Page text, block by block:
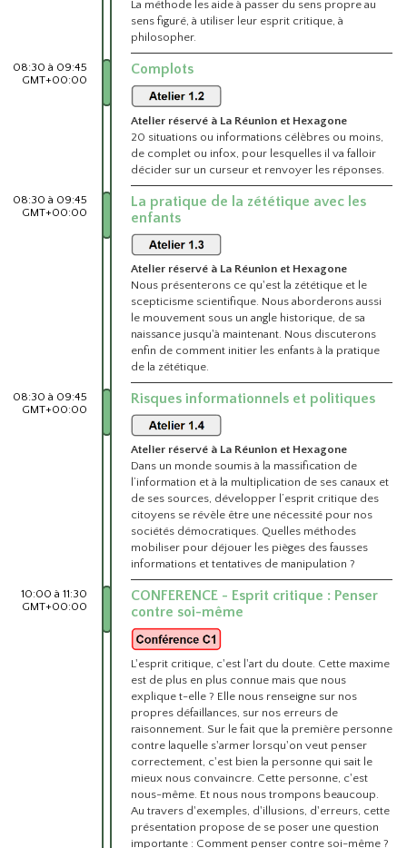
La méthode les aide à passer du sens propre au
sens figuré, à utiliser leur esprit critique, à
philosopher.
08:30 à 09:45
GMT+00:00
Complots
Atelier réservé à La Réunion et Hexagone
20 situations ou informations célèbres ou moins,
de complet ou infox, pour lesquelles il va falloir
décider sur un curseur et renvoyer les réponses.
08:30 à 09:45
GMT+00:00
La pratique de la zététique avec les
enfants
Atelier réservé à La Réunion et Hexagone
Nous présenterons ce qu'est la zététique et le
scepticisme scientifique. Nous aborderons aussi
le mouvement sous un angle historique, de sa
naissance jusqu'à maintenant. Nous discuterons
enfin de comment initier les enfants à la pratique
de la zététique.
08:30 à 09:45
GMT+00:00
Risques informationnels et politiques
Atelier réservé à La Réunion et Hexagone
Dans un monde soumis à la massification de
l’information et à la multiplication de ses canaux et
de ses sources, développer l’esprit critique des
citoyens se révèle être une nécessité pour nos
sociétés démocratiques. Quelles méthodes
mobiliser pour déjouer les pièges des fausses
informations et tentatives de manipulation ?
10:00 à 11:30
GMT+00:00
CONFERENCE - Esprit critique : Penser
contre soi-même
L'esprit critique, c'est l'art du doute. Cette maxime
est de plus en plus connue mais que nous
explique t-elle ? Elle nous renseigne sur nos
propres défaillances, sur nos erreurs de
raisonnement. Sur le fait que la première personne
contre laquelle s'armer lorsqu'on veut penser
correctement, c'est bien la personne qui sait le
mieux nous convaincre. Cette personne, c'est
nous-même. Et nous nous trompons beaucoup.
Au travers d'exemples, d'illusions, d'erreurs, cette
présentation propose de se poser une question
importante : Comment penser contre soi-même ?